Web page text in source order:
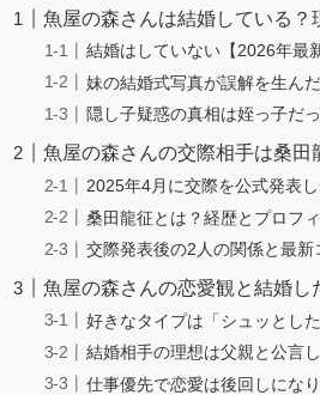
魚屋の森さんは結婚している？
結婚はしていない【2026年最
妹の結婚式写真が誤解を生ん
隠し子疑惑の真相は姪っ子だ
魚屋の森さんの交際相手は桑田
2025年4月に交際を公式発表
桑田龍征とは？経歴とプロフ
交際発表後の2人の関係と最新
魚屋の森さんの恋愛観と結婚し
好きなタイプは「シュッとし
結婚相手の理想は父親と公言
仕事優先で恋愛は後回しにな